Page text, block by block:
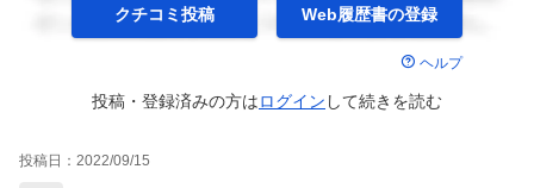
クチコミ投稿 Web履歴書の登録
ヘルプ
投稿・登録済みの方はログイン して続きを読む
投稿日： 2022/09/15